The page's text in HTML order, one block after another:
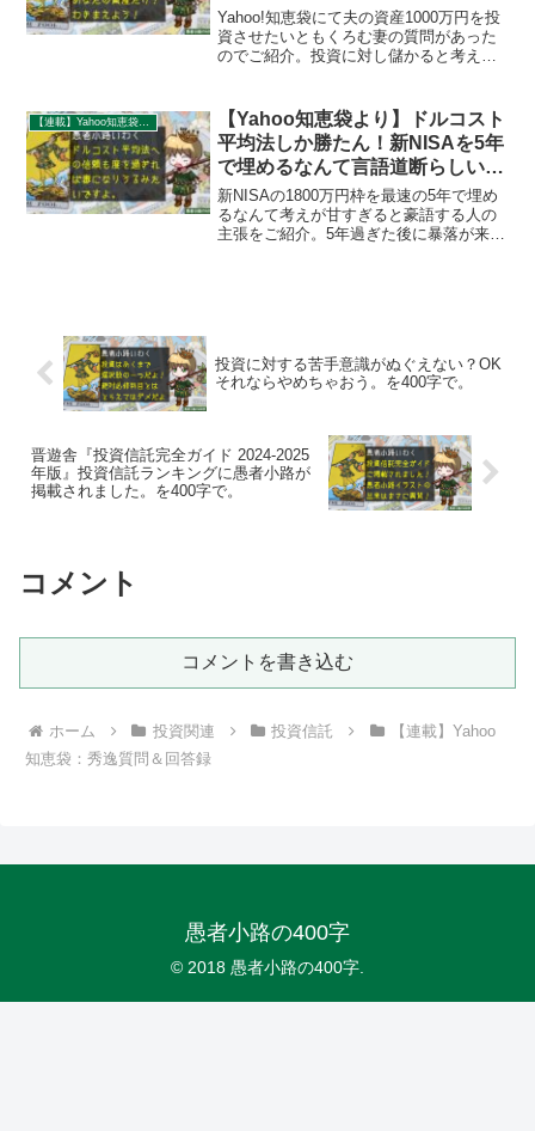
で。
Yahoo!知恵袋にて夫の資産1000万円を投
資させたいともくろむ妻の質問があった
のでご紹介。投資に対し儲かると考える
アクセス権も制御権も持ちません。
【Yahoo知恵袋より】ドルコスト
平均法しか勝たん！新NISAを5年
で埋めるなんて言語道断らしいで
す。を400字で。
新NISAの1800万円枠を最速の5年で埋め
るなんて考えが甘すぎると豪語する人の
主張をご紹介。5年過ぎた後に暴落が来た
投資に対する苦手意識がぬぐえない？OK
それならやめちゃおう。を400字で。
晋遊舎『投資信託完全ガイド 2024-2025
年版』投資信託ランキングに愚者小路が
掲載されました。を400字で。
コメント
コメントを書き込む
ホーム 投資関連 投資信託
【連載】Yahoo
知恵袋：秀逸質問＆回答録
愚者小路の400字
© 2018 愚者小路の400字.